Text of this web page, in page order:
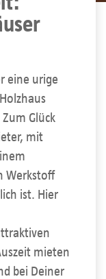
eine urige
Glück
mit
Werkstoff
ist. Hier
mieten
bei Deiner